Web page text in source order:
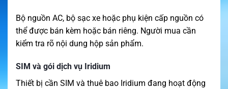
Bộ nguồn AC, bộ sạc xe hoặc phụ kiện cấp nguồn có
thể được bán kèm hoặc bán riêng. Người mua cần
kiểm tra rõ nội dung hộp sản phẩm.
SIM và gói dịch vụ Iridium
Thiết bị cần SIM và thuê bao Iridium đang hoạt động